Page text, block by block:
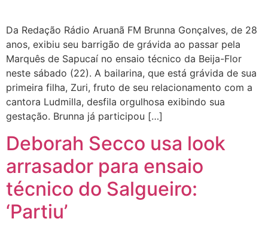
Da Redação Rádio Aruanã FM Brunna Gonçalves, de 28
anos, exibiu seu barrigão de grávida ao passar pela
Marquês de Sapucaí no ensaio técnico da Beija-Flor
neste sábado (22). A bailarina, que está grávida de sua
primeira filha, Zuri, fruto de seu relacionamento com a
cantora Ludmilla, desfila orgulhosa exibindo sua
gestação. Brunna já participou […]
Deborah Secco usa look
arrasador para ensaio
técnico do Salgueiro:
‘Partiu’